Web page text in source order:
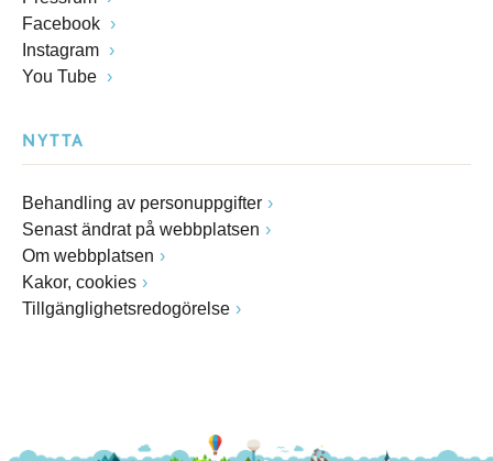
Facebook
Instagram
You Tube
NYTTA
Behandling av personuppgifter
Senast ändrat på webbplatsen
Om webbplatsen
Kakor, cookies
Tillgänglighetsredogörelse